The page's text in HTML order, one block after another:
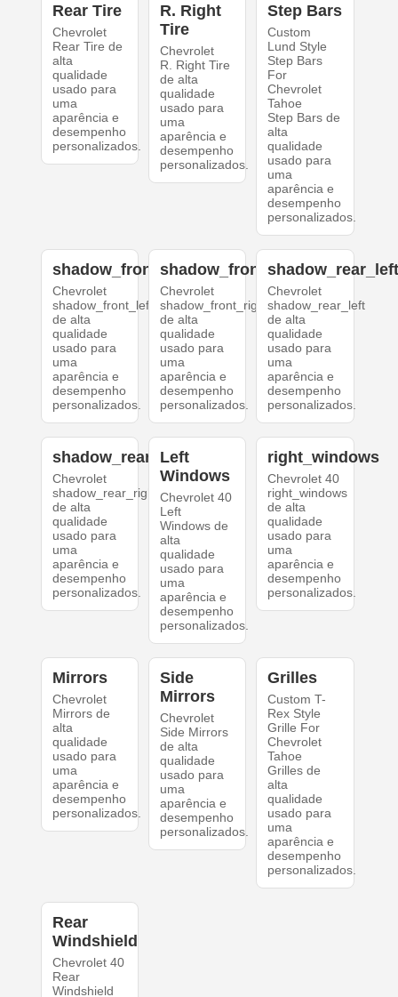
Rear Tire
Chevrolet
Rear Tire de
alta
qualidade
usado para
uma
aparência e
desempenho
personalizados.
R. Right
Tire
Chevrolet
R. Right Tire
de alta
qualidade
usado para
uma
aparência e
desempenho
personalizados.
Step Bars
Custom
Lund Style
Step Bars
For
Chevrolet
Tahoe
Step Bars de
alta
qualidade
usado para
uma
aparência e
desempenho
personalizados.
shadow_front_left
Chevrolet
shadow_front_left
de alta
qualidade
usado para
uma
aparência e
desempenho
personalizados.
shadow_front_right
Chevrolet
shadow_front_right
de alta
qualidade
usado para
uma
aparência e
desempenho
personalizados.
Chevrolet
shadow_rear_left
de alta
qualidade
usado para
uma
aparência e
desempenho
personalizados.
shadow_rear_right
Chevrolet
shadow_rear_right
de alta
qualidade
usado para
uma
aparência e
desempenho
personalizados.
Left
Windows
Chevrolet 40
Left
Windows de
alta
qualidade
usado para
uma
aparência e
desempenho
personalizados.
right_windows
Chevrolet 40
right_windows
de alta
qualidade
usado para
uma
aparência e
desempenho
personalizados.
Mirrors
Chevrolet
Mirrors de
alta
qualidade
usado para
uma
aparência e
desempenho
personalizados.
Side
Mirrors
Chevrolet
Side Mirrors
de alta
qualidade
usado para
uma
aparência e
desempenho
personalizados.
Grilles
Custom T-
Rex Style
Grille For
Chevrolet
Tahoe
Grilles de
alta
qualidade
usado para
uma
aparência e
desempenho
personalizados.
Rear
Windshield
Chevrolet 40
Rear
Windshield